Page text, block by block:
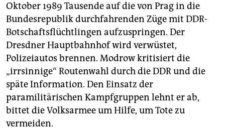
Oktober 1989 Tausende auf die von Prag in die
Bundesrepublik durchfahrenden Züge mit DDR-
Botschaftsflüchtlingen aufzuspringen. Der
Dresdner Hauptbahnhof wird verwüstet,
Polizeiautos brennen. Modrow kritisiert die
„irrsinnige“ Routenwahl durch die DDR und die
späte Information. Den Einsatz der
paramilitärischen Kampfgruppen lehnt er ab,
bittet die Volksarmee um Hilfe, um Tote zu
vermeiden.